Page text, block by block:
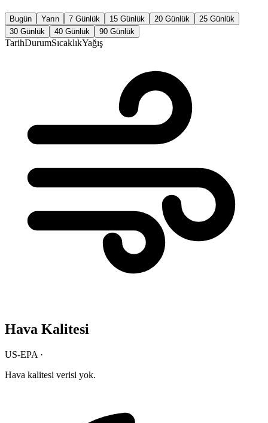
Bugün Yarın 7 Günlük 15 Günlük 20 Günlük
25 Günlük
30 Günlük
40 Günlük 90 Günlük
TarihDurumSıcaklıkYağış
Hava Kalitesi
US-EPA ·
Hava kalitesi verisi yok.